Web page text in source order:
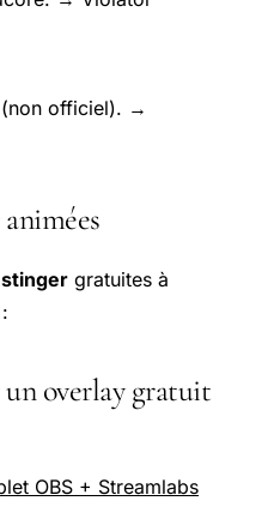
(non officiel). →
gratuites à
overlay gratuit
OBS + Streamlabs